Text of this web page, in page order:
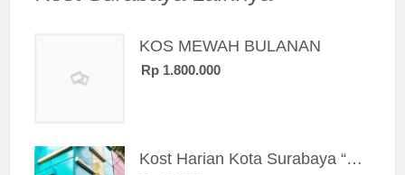
KOS MEWAH BULANAN
Rp 1.800.000
Kost Harian Kota Surabaya “Sierra Kost”